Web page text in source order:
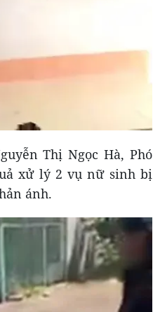
Thị Ngọc Hà, Phó
xử lý 2 vụ nữ sinh bị
ánh.